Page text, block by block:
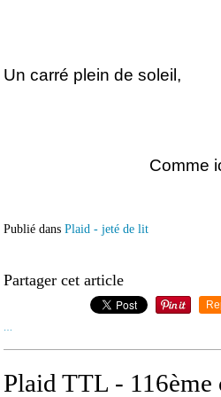
Un carré plein de soleil,
Comme ici
Publié dans Plaid - jeté de lit
Partager cet article
Plaid TTL - 116ème